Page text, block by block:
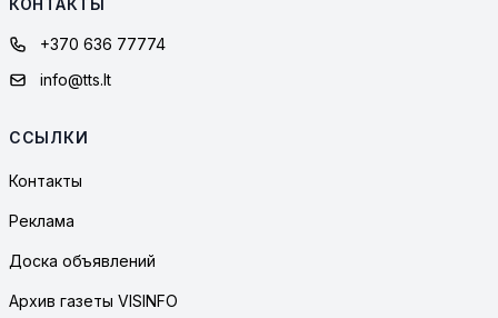
+370 636 77774
info@tts.lt
ССЫЛКИ
Контакты
Реклама
Доска объявлений
Архив газеты VISINFO